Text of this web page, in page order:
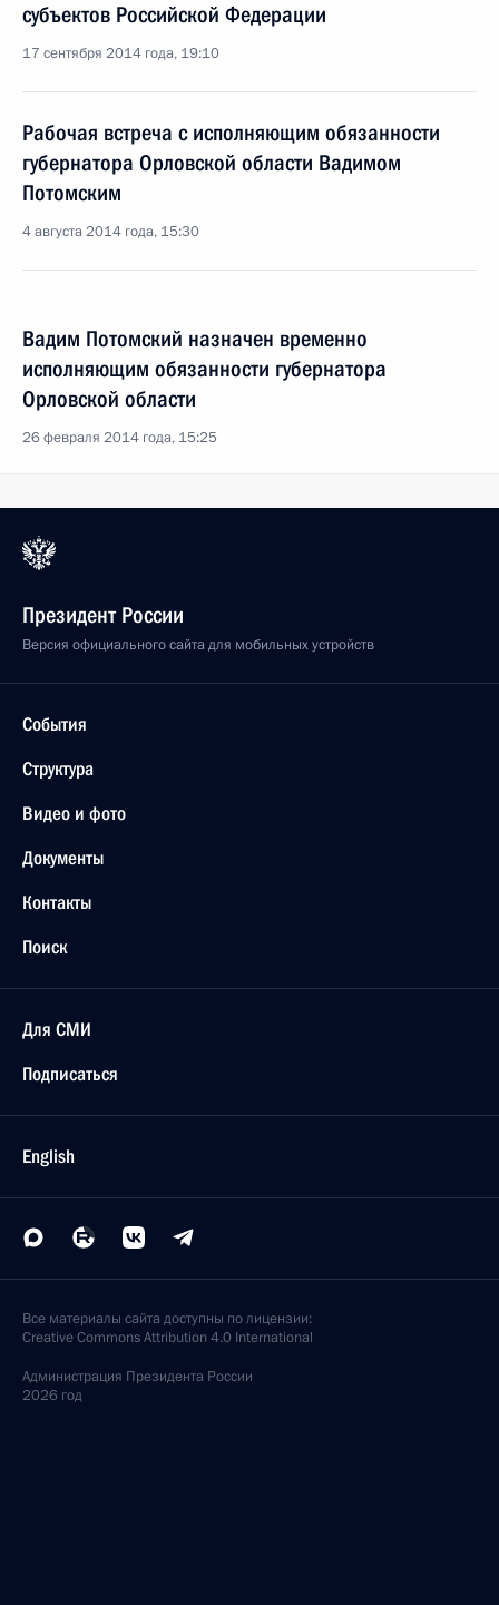
субъектов Российской Федерации
17 сентября 2014 года, 19:10
Рабочая встреча с исполняющим обязанности
губернатора Орловской области Вадимом
Потомским
4 августа 2014 года, 15:30
Вадим Потомский назначен временно
исполняющим обязанности губернатора
Орловской области
26 февраля 2014 года, 15:25
Президент России
Версия официального сайта для мобильных устройств
События
Структура
Видео и фото
Документы
Контакты
Поиск
Для СМИ
Подписаться
English
Все материалы сайта доступны по лицензии:
Creative Commons Attribution 4.0 International
Администрация Президента России
2026 год